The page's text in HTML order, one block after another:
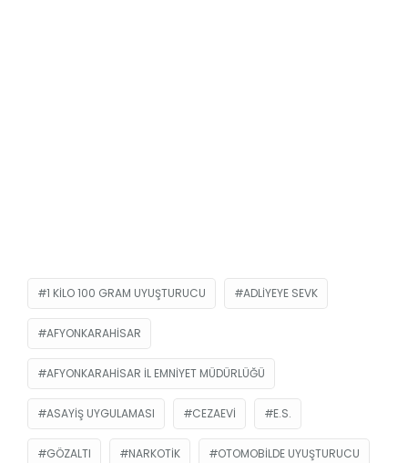
1 KILO 100 GRAM UYUŞTURUCU ADLIYEYE SEVK
AFYONKARAHISAR
AFYONKARAHISAR İL EMNIYET MÜDÜRLÜĞÜ
ASAYIŞ UYGULAMASI CEZAEVI E.S.
GÖZALTI NARKOTIK OTOMOBILDE UYUŞTURUCU